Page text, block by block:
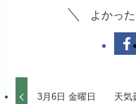
よかっ
3月6日 金曜日 天気